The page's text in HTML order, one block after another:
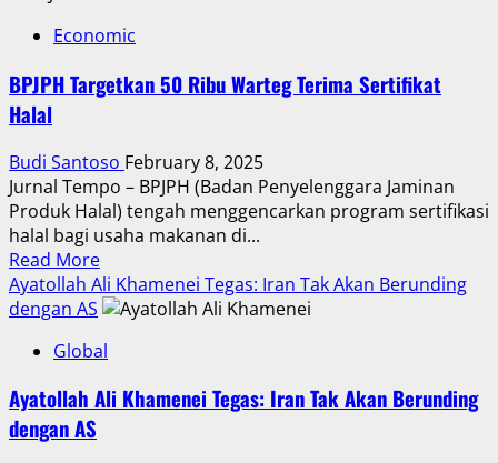
dan
Negosiasi
soal
Logam
Tanah
Jarang
Economic
BPJPH Targetkan 50 Ribu Warteg Terima Sertifikat
Halal
Budi Santoso February 8, 2025
Jurnal Tempo – BPJPH (Badan Penyelenggara Jaminan
Produk Halal) tengah menggencarkan program sertifikasi
halal bagi usaha makanan di...
Read MoreRead
more
about
Targetkan
Ribu
Ayatollah Ali Khamenei Tegas: Iran Tak Akan Berunding
dengan AS
Global
Ayatollah Ali Khamenei Tegas: Iran Tak Akan Berunding
dengan AS